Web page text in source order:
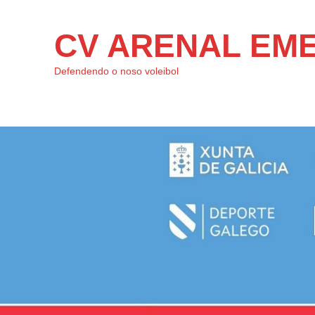
CV ARENAL
Defendendo o noso voleibol